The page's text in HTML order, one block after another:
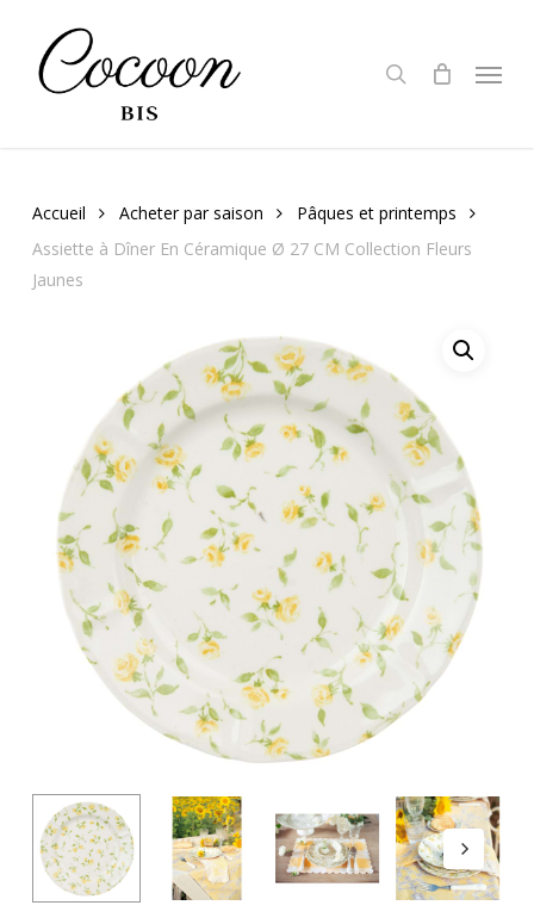
Menu
Accueil Acheter par saison
Pâques et printemps
Assiette à Dîner En Céramique Ø 27 CM Collection Fleurs
Jaunes